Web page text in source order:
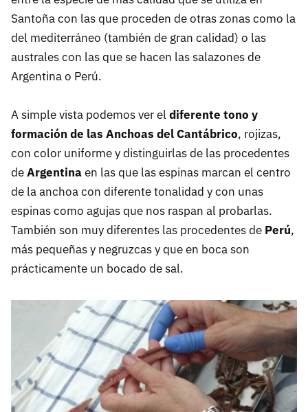
Santoña con las que proceden de otras zonas como la
del mediterráneo (también de gran calidad) o las
australes con las que se hacen las salazones de
Argentina o Perú.
A simple vista podemos ver el diferente tono y
formación de las Anchoas del Cantábrico, rojizas,
con color uniforme y distinguirlas de las procedentes
deArgentinaen las que las espinas marcan el centro
de la anchoa con diferente tonalidad y con unas
espinas como agujas que nos raspan al probarlas.
También son muy diferentes las procedentes de Perú,
más pequeñas y negruzcas y que en boca son
prácticamente un bocado de sal.